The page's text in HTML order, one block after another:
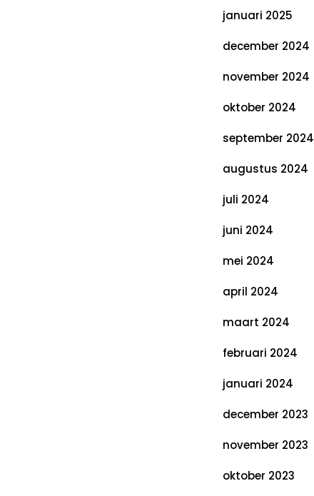
januari 2025
december 2024
november 2024
oktober 2024
september 2024
augustus 2024
juli 2024
juni 2024
mei 2024
april 2024
maart 2024
februari 2024
januari 2024
december 2023
november 2023
oktober 2023